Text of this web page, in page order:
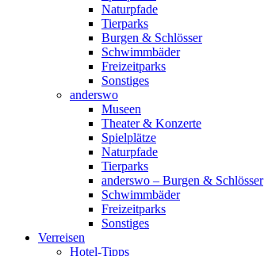
Naturpfade
Tierparks
Burgen & Schlösser
Schwimmbäder
Freizeitparks
Sonstiges
anderswo
Museen
Theater & Konzerte
Spielplätze
Naturpfade
Tierparks
anderswo – Burgen & Schlösser
Schwimmbäder
Freizeitparks
Sonstiges
Verreisen
Hotel-Tipps